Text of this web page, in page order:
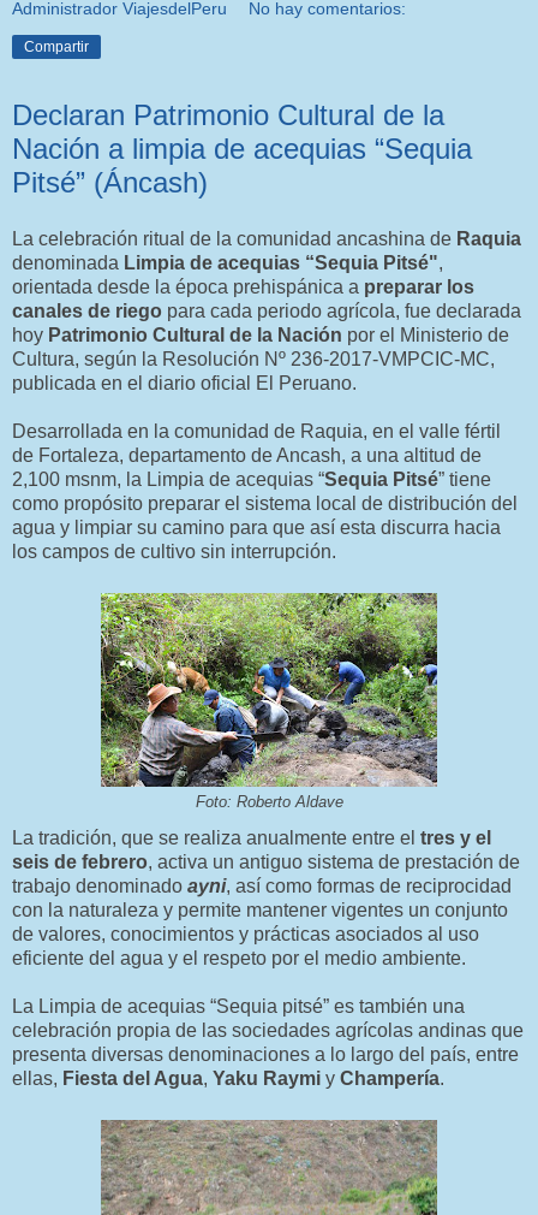
Administrador ViajesdelPeru No hay comentarios:
Compartir
Declaran Patrimonio Cultural de la
Nación a limpia de acequias “Sequia
Pitsé” (Áncash)
La celebración ritual de la comunidad ancashina de Raquia
denominada Limpia de acequias “Sequia Pitsé",
orientada desde la época prehispánica a preparar los
canales de riego para cada periodo agrícola, fue declarada
hoy Patrimonio Cultural de la Nación por el Ministerio de
Cultura, según la Resolución Nº 236-2017-VMPCIC-MC,
publicada en el diario oficial El Peruano.
Desarrollada en la comunidad de Raquia, en el valle fértil
de Fortaleza, departamento de Ancash, a una altitud de
2,100 msnm, la Limpia de acequias “Sequia Pitsé” tiene
como propósito preparar el sistema local de distribución del
agua y limpiar su camino para que así esta discurra hacia
los campos de cultivo sin interrupción.
Foto: Roberto Aldave
La tradición, que se realiza anualmente entre el tres y el
seis de febrero, activa un antiguo sistema de prestación de
trabajo denominado ayni, así como formas de reciprocidad
con la naturaleza y permite mantener vigentes un conjunto
de valores, conocimientos y prácticas asociados al uso
eficiente del agua y el respeto por el medio ambiente.
La Limpia de acequias “Sequia pitsé” es también una
celebración propia de las sociedades agrícolas andinas que
presenta diversas denominaciones a lo largo del país, entre
ellas, Fiesta del Agua, Yaku Raymi y Champería.